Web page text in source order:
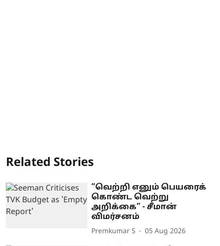
Related Stories
”வெற்றி எனும் பெயரைக்
கொண்ட வெற்று
அறிக்கை” - சீமான்
விமர்சனம்
Premkumar S 05 Aug 2026